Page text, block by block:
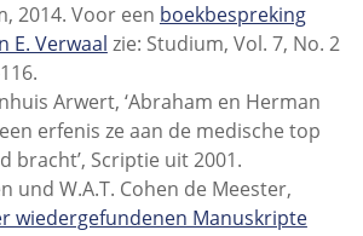
2014. Voor een boekbespreking
E. Verwaal zie: Studium, Vol. 7, No. 2
Arwert, ‘Abraham en Herman
erfenis ze aan de medische top
bracht’, Scriptie uit 2001.
und W.A.T. Cohen de Meester,
wiedergefundenen Manuskripte